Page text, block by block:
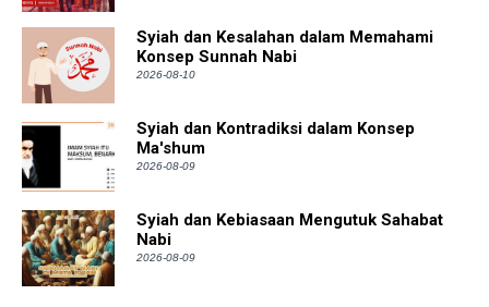
Syiah dan Kesalahan dalam Memahami
Konsep Sunnah Nabi
2026-08-10
Syiah dan Kontradiksi dalam Konsep
Ma'shum
2026-08-09
Syiah dan Kebiasaan Mengutuk Sahabat
Nabi
2026-08-09